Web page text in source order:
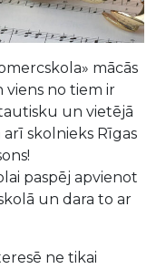
mācās
no tiem ir
un vietējā
skolnieks Rīgas
paspēj apvienot
un dara to ar
ne tikai